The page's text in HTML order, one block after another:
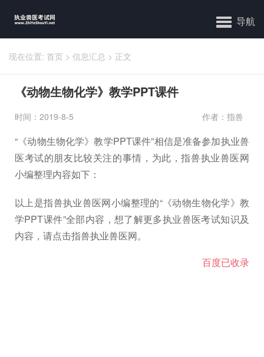
导航
现在位置: 首页 > 信息汇总 > 正文
《动物生物化学》教学PPT课件
时间：2019-8-5 作者：指兽
“《动物生物化学》教学PPT课件”相信是准备参加执业兽
医考试的朋友比较关注的事情，为此，指兽执业兽医网
小编整理内容如下：
以上是指兽执业兽医网小编整理的“《动物生物化学》教
学PPT课件”全部内容，想了解更多执业兽医考试知识及
内容，请点击指兽执业兽医网。
百度已收录